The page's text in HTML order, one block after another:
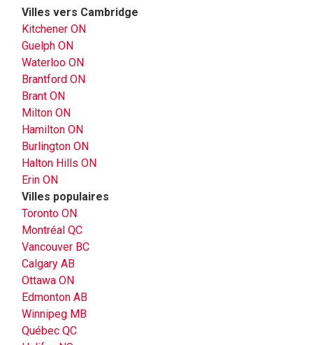
Villes vers Cambridge
Kitchener ON
Guelph ON
Waterloo ON
Brantford ON
Brant ON
Milton ON
Hamilton ON
Burlington ON
Halton Hills ON
Erin ON
Villes populaires
Toronto ON
Montréal QC
Vancouver BC
Calgary AB
Ottawa ON
Edmonton AB
Winnipeg MB
Québec QC